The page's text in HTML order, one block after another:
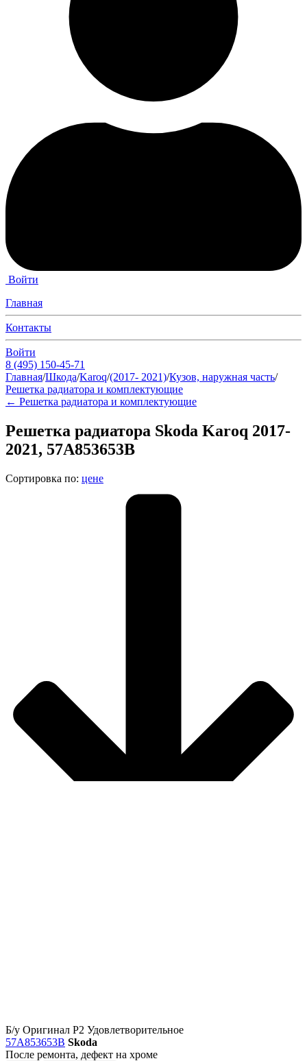
Войти
Главная
Контакты
Войти
8 (495) 150-45-71
Главная/Шкода/Karoq/(2017- 2021)/Кузов, наружная часть/
Решетка радиатора и комплектующие
← Решетка радиатора и комплектующие
Решетка радиатора Skoda Karoq 2017-
2021, 57A853653B
Сортировка по: цене
Б/у Оригинал Р2 Удовлетворительное
57A853653B Skoda
После ремонта, дефект на хроме